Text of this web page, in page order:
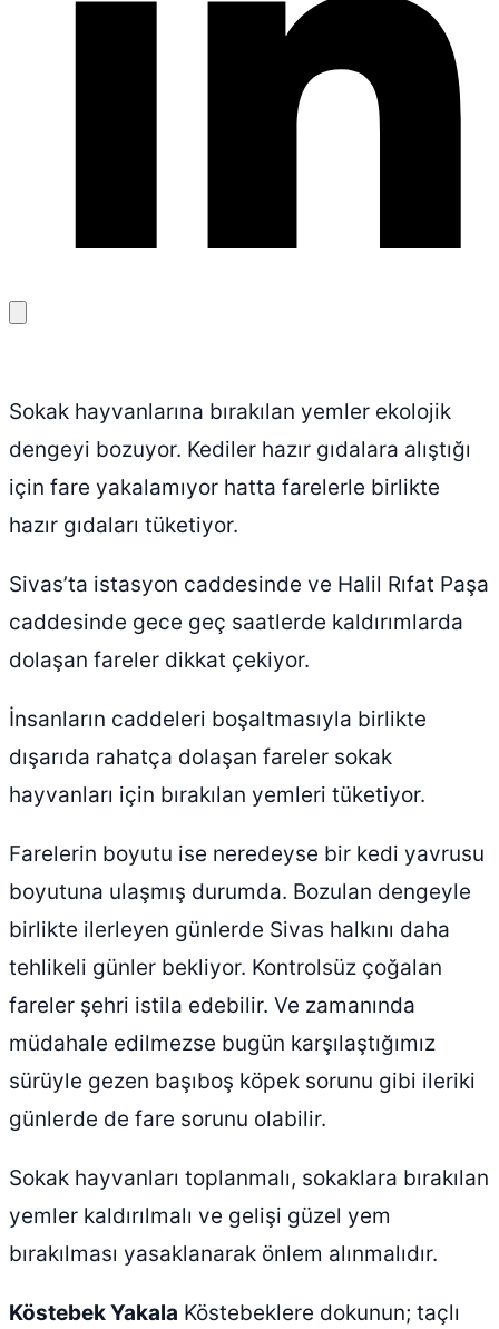
kopyala
Sokak hayvanlarına bırakılan yemler ekolojik
dengeyi bozuyor. Kediler hazır gıdalara alıştığı
için fare yakalamıyor hatta farelerle birlikte
hazır gıdaları tüketiyor.
Sivas’ta istasyon caddesinde ve Halil Rıfat Paşa
caddesinde gece geç saatlerde kaldırımlarda
dolaşan fareler dikkat çekiyor.
İnsanların caddeleri boşaltmasıyla birlikte
dışarıda rahatça dolaşan fareler sokak
hayvanları için bırakılan yemleri tüketiyor.
Farelerin boyutu ise neredeyse bir kedi yavrusu
boyutuna ulaşmış durumda. Bozulan dengeyle
birlikte ilerleyen günlerde Sivas halkını daha
tehlikeli günler bekliyor. Kontrolsüz çoğalan
fareler şehri istila edebilir. Ve zamanında
müdahale edilmezse bugün karşılaştığımız
sürüyle gezen başıboş köpek sorunu gibi ileriki
günlerde de fare sorunu olabilir.
Sokak hayvanları toplanmalı, sokaklara bırakılan
yemler kaldırılmalı ve gelişi güzel yem
bırakılması yasaklanarak önlem alınmalıdır.
Köstebek Yakala Köstebeklere dokunun; taçlı